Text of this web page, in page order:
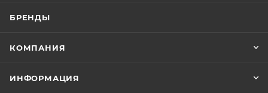
БРЕНДЫ
КОМПАНИЯ
ИНФОРМАЦИЯ